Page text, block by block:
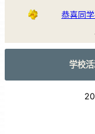
恭喜同
学校